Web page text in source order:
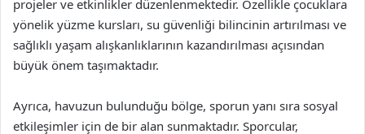
projeler ve etkinlikler düzenlenmektedir. Özellikle çocuklara
yönelik yüzme kursları, su güvenliği bilincinin artırılması ve
sağlıklı yaşam alışkanlıklarının kazandırılması açısından
büyük önem taşımaktadır.
Ayrıca, havuzun bulunduğu bölge, sporun yanı sıra sosyal
etkileşimler için de bir alan sunmaktadır. Sporcular,